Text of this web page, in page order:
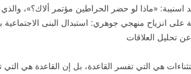
اسنيبة: «ماذا لو حضر الحراطين مؤتمر ألاك؟»،
على انزياح منهجي جوهري: استبدال البنى الاجتماعية
تحليل العلاقات
هي التي تفسر القاعدة، بل إن القاعدة هي التي